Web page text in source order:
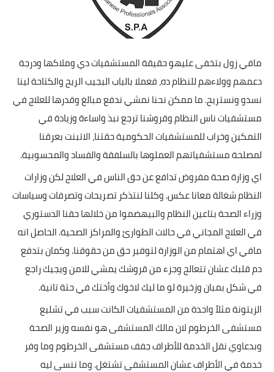
منوعات
مواضيع عامة
مافي زول بتخفى عليهو حقيقة المستشفيات دي وملاكها ودرجة
دعمهم وولاءهم للنظام ده، فعملا بالباب البجيب الريح والكتاحة لينا
نسدو ونستريح. ما ممكن نحنا نمشي ندفع مبالغ وقدرها للعلاج في
مستشفيات ناس النظام وقروشنا ترجع نبذ واساءة وزيادة في
التمكين وخراب للمستشفيات الحكومية حقتنا، الاتبنت بعرقنا
لمصلحة مستشفياتهم العملوها بالسلفقة والفساد والمحسوبية.
اي وزارة صحة مفروض تدافع عن حق الناس في العلاج لكن وزارات
النظام شغالة معانا عكس. وكلنا لنتذكر تصريحات وتصرفات وسياسات
وزراء الصحة بتاعين النظام والبيهضموا من خلالها حقنا الدستوري
في العلاج المجاني في حالات الطوارئ والمراكز الصحية. الحاصل انه
مافي اي اهتمام من الوزارة لتوفير حق من حقوقنا. وكمان بتدفع
دم قلبك عشان تتعالج وجزء من قروشك يمشي للامن ويجيك راجع
في شكل بمبان وزخيرة لو ما ليك لاخوك وأختك في حتة تانية.
الزيتونة مثلاً واحدة من المستشفيات الكانت سبب في تشليع
مستشفى الخرطوم لان مالك المستشفى هو نفسه وزير الصحة
وبدعاوي نقل الخدمة للأطراف جفف مستشفى الخرطوم وما وفر
خدمة في الأطراف عشان المستشفى تشتغل. وما ننسى ليه